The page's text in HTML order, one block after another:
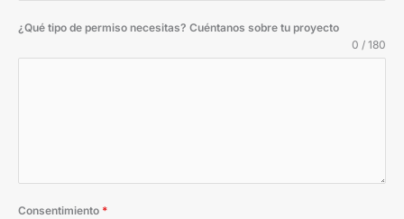
¿Qué tipo de permiso necesitas? Cuéntanos sobre tu proyecto
0 / 180
Consentimiento *